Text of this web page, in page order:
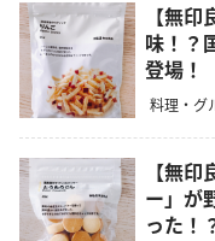
【無
味！？
登場！
料理・グ
【無
ー」が
った！